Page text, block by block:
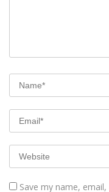
Save my name,